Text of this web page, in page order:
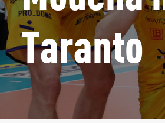
Taranto